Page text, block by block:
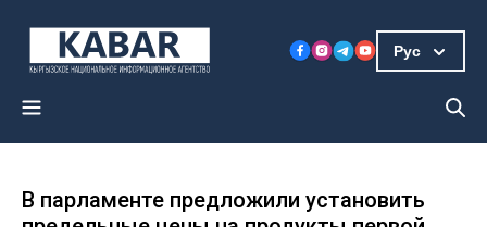
Рус
В парламенте предложили установить